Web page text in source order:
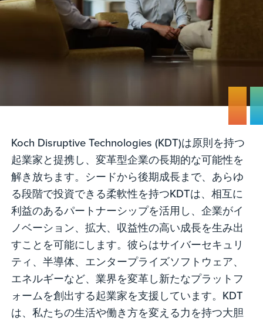
Koch Disruptive Technologies (KDT)は原則を持つ
起業家と提携し、変革型企業の長期的な可能性を
解き放ちます。シードから後期成長まで、あらゆ
る段階で投資できる柔軟性を持つKDTは、相互に
利益のあるパートナーシップを活用し、企業がイ
ノベーション、拡大、収益性の高い成長を生み出
すことを可能にします。彼らはサイバーセキュリ
ティ、半導体、エンタープライズソフトウェア、
エネルギーなど、業界を変革し新たなプラットフ
ォームを創出する起業家を支援しています。KDT
は、私たちの生活や働き方を変える力を持つ大胆